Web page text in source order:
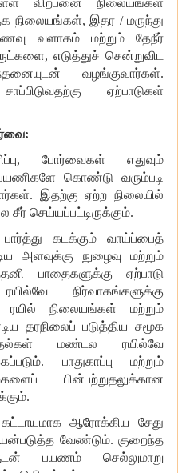
விற்பனை நிலையங்கள்
நிலையங்கள், இதர / மருந்து
வளாகம் மற்றும் தேநீர்
எடுத்துச் சென்றுவிட
வழங்குவார்கள்.
ஏற்பாடுகள்
:
, போர்வைகள் எதுவும்
கொண்டு வரும்படி
இதற்கு ஏற்ற நிலையில்
சீர் செய்யப்பட்டிருக்கும்.
கடக்கும் வாய்ப்பைத்
அளவுக்கு நுழைவு மற்றும்
பாதைகளுக்கு ஏற்பாடு
நிர்வாகங்களுக்கு
ரயில் நிலையங்கள் மற்றும்
தரநிலைப் படுத்திய சமூக
மண்டல ரயில்வே
பாதுகாப்பு மற்றும்
பின்பற்றுதலுக்கான
ஆரோக்கிய சேது
வேண்டும். குறைந்த
பயணம் செல்லுமாறு